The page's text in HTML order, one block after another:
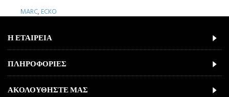
MARC, ECKO
Η ΕΤΑΙΡΕΙΑ
ΠΛΗΡΟΦΟΡΙΕΣ
ΑΚΟΛΟΥΘΗΣΤΕ ΜΑΣ